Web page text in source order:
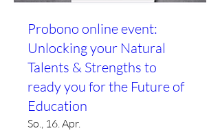
Probono online event:
Unlocking your Natural
Talents & Strengths to
ready you for the Future of
Education
So., 16. Apr.